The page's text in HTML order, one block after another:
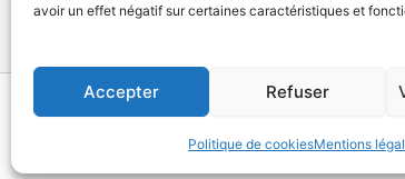
avoir un effet négatif sur certaines caractéristiques et
Accepter Refuser
Politique de cookiesMentions